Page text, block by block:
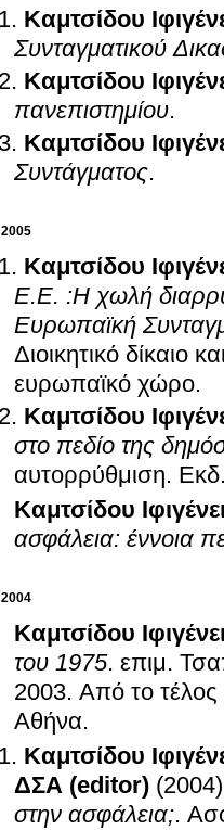
Καμτσίδου
Συνταγματικού
Καμτσίδου
πανεπιστημίου.
Καμτσίδου
Συντάγματος.
2005
Καμτσίδου
Ε.Ε. :Η χωλή
Ευρωπαϊκή
Διοικητικό δίκαιο
ευρωπαϊκό χώρο.
Καμτσίδου
στο πεδίο της
αυτορρύθμιση.
Καμτσίδου
ασφάλεια: έννοια
2004
Καμτσίδου
του 1975. επιμ.
2003. Από το τέλος
Αθήνα.
Καμτσίδου
ΔΣΑ (editor) (2004)
στην ασφάλεια;.